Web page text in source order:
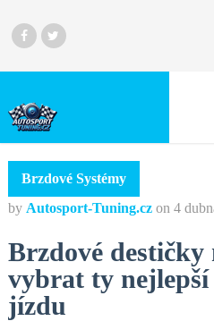
Brzdové Systémy
by Autosport-Tuning.cz on 4
Brzdové destičky
vybrat ty nejlepší
jízdu